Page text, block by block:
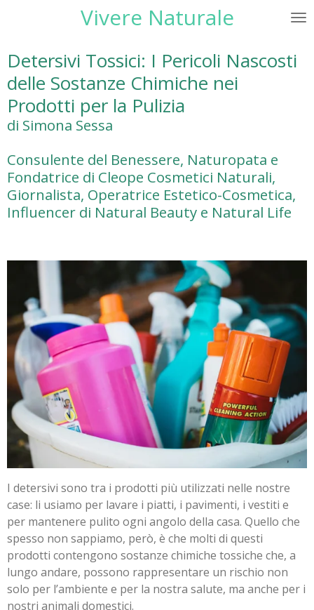
principale
Vivere Naturale
Detersivi Tossici: I Pericoli Nascosti
delle Sostanze Chimiche nei
Prodotti per la Pulizia
di Simona Sessa
Consulente del Benessere, Naturopata e
Fondatrice di Cleope Cosmetici Naturali,
Giornalista, Operatrice Estetico-Cosmetica,
Influencer di Natural Beauty e Natural Life
I detersivi sono tra i prodotti più utilizzati nelle nostre
case: li usiamo per lavare i piatti, i pavimenti, i vestiti e
per mantenere pulito ogni angolo della casa. Quello che
spesso non sappiamo, però, è che molti di questi
prodotti contengono sostanze chimiche tossiche che, a
lungo andare, possono rappresentare un rischio non
solo per l’ambiente e per la nostra salute, ma anche per i
nostri animali domestici.